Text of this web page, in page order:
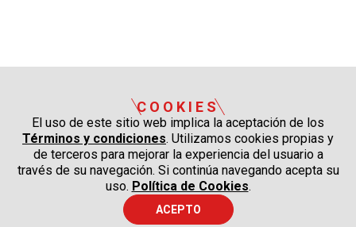
COOKIES
El uso de este sitio web implica la aceptación de los
Términos y condiciones. Utilizamos cookies propias y
de terceros para mejorar la experiencia del usuario a
través de su navegación. Si continúa navegando acepta su
uso. Política de Cookies.
ACEPTO